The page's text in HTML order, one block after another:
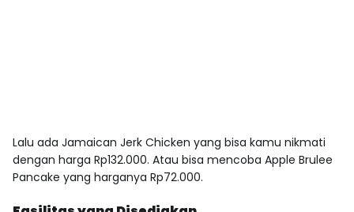
Lalu ada Jamaican Jerk Chicken yang bisa kamu nikmati
dengan harga Rp132.000. Atau bisa mencoba Apple Brulee
Pancake yang harganya Rp72.000.